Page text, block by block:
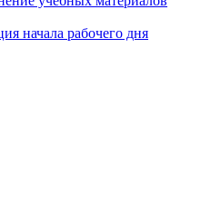
начала рабочего дня